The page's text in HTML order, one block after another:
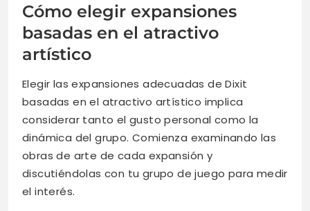
Cómo elegir expansiones
basadas en el atractivo
artístico
Elegir las expansiones adecuadas de Dixit
basadas en el atractivo artístico implica
considerar tanto el gusto personal como la
dinámica del grupo. Comienza examinando las
obras de arte de cada expansión y
discutiéndolas con tu grupo de juego para medir
el interés.